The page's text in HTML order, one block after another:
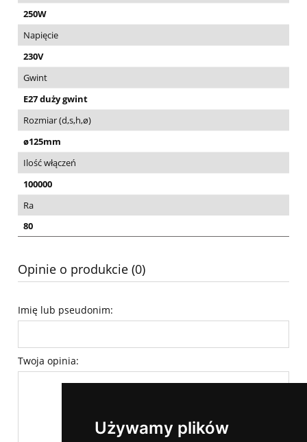
Używamy plików
250W
Napięcie
230V
Gwint
E27 duży gwint
Rozmiar (d,s,h,ø)
ø125mm
Ilość włączeń
100000
Ra
80
Opinie o produkcie (0)
Imię lub pseudonim:
Twoja opinia: